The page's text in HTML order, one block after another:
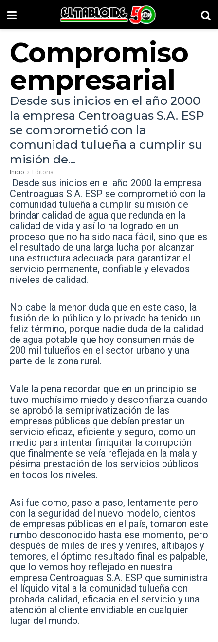
Compromiso
empresarial
Desde sus inicios en el año 2000
la empresa Centroaguas S.A. ESP
se comprometió con la
comunidad tulueña a cumplir su
misión de...
Inicio Editorial
Desde sus inicios en el año 2000 la empresa
Centroaguas S.A. ESP se comprometió con la
comunidad tulueña a cumplir su misión de
brindar calidad de agua que redunda en la
calidad de vida y así lo ha logrado en un
proceso que no ha sido nada fácil, sino que es
el resultado de una larga lucha por alcanzar
una estructura adecuada para garantizar el
servicio permanente, confiable y elevados
niveles de calidad.
No cabe la menor duda que en este caso, la
fusión de lo público y lo privado ha tenido un
feliz término, porque nadie duda de la calidad
de agua potable que hoy consumen más de
200 mil tulueños en el sector urbano y una
parte de la zona rural.
Vale la pena recordar que en un principio se
tuvo muchísimo miedo y desconfianza cuando
se aprobó la semiprivatización de las
empresas públicas que debían prestar un
servicio eficaz, eficiente y seguro, como un
medio para intentar finiquitar la corrupción
que finalmente se veía reflejada en la mala y
pésima prestación de los servicios públicos
en todos los niveles.
Así fue como, paso a paso, lentamente pero
con la seguridad del nuevo modelo, cientos
de empresas públicas en el país, tomaron este
rumbo desconocido hasta ese momento, pero
después de miles de ires y venires, altibajos y
temores, el óptimo resultado final es palpable,
que lo vemos hoy reflejado en nuestra
empresa Centroaguas S.A. ESP que suministra
el líquido vital a la comunidad tulueña con
probada calidad, eficacia en el servicio y una
atención al cliente envidiable en cualquier
lugar del mundo.